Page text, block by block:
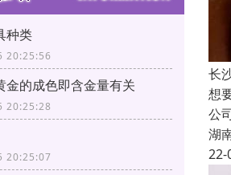
种类
20:25:56
金的成色即含金量有关
20:25:28
20:25:07
长
想
公
湖
22-